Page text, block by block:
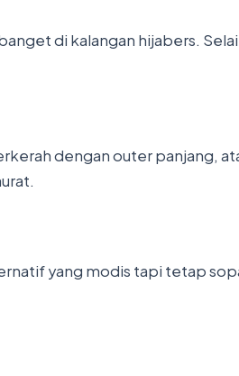
di kalangan hijabers.
dengan outer panjang,
yang modis tapi tetap